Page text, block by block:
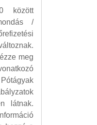
között
/
meg
látnak.